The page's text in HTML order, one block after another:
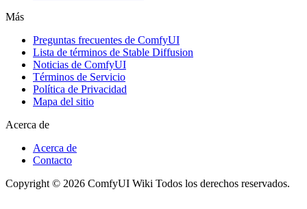
Más
Preguntas frecuentes de ComfyUI
Lista de términos de Stable Diffusion
Noticias de ComfyUI
Términos de Servicio
Política de Privacidad
Mapa del sitio
Acerca de
Acerca de
Contacto
Copyright © 2026 ComfyUI Wiki Todos los derechos reservados.